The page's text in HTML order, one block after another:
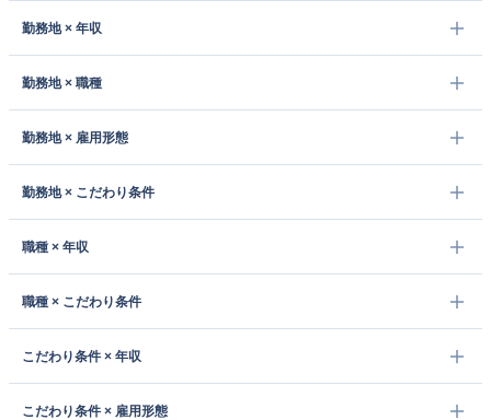
勤務地 × 年収
勤務地 × 職種
勤務地 × 雇用形態
勤務地 × こだわり条件
職種 × 年収
職種 × こだわり条件
こだわり条件 × 年収
こだわり条件 × 雇用形態